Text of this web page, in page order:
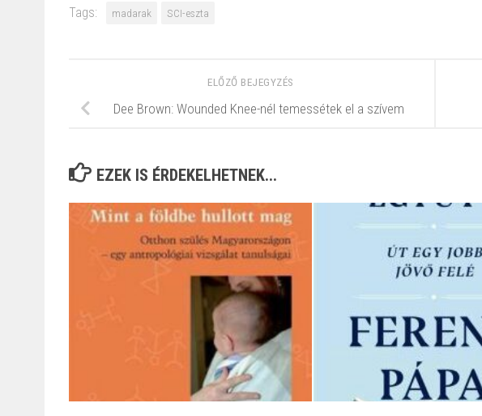
Tags: madarak SCI-eszta
ELŐZŐ BEJEGYZÉS
Dee Brown: Wounded Knee-nél temessétek el a szívem
EZEK IS ÉRDEKELHETNEK...